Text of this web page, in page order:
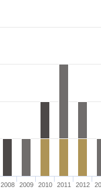
2008 2009 2010 2011 2012